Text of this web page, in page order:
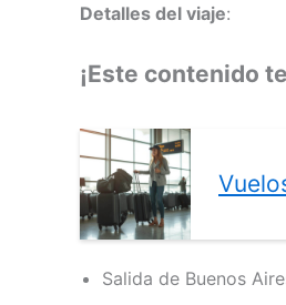
Detalles del viaje:
¡Este contenido
Salida de Buenos